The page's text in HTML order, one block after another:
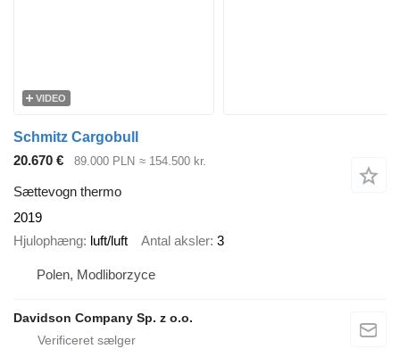
VIDEO
Schmitz Cargobull
20.670 €
89.000 PLN ≈ 154.500 kr.
Sættevogn thermo
2019
Hjulophæng luft/luft Antal aksler 3
Polen, Modliborzyce
Davidson Company Sp. z o.o.